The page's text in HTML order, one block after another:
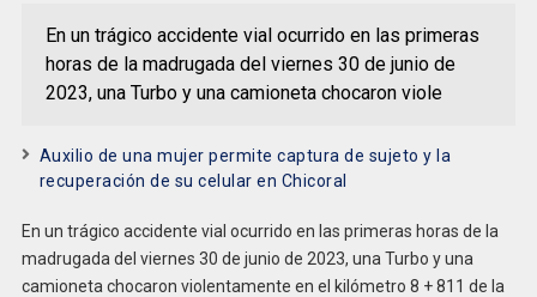
En un trágico accidente vial ocurrido en las primeras
horas de la madrugada del viernes 30 de junio de
2023, una Turbo y una camioneta chocaron viole
Auxilio de una mujer permite captura de sujeto y la
recuperación de su celular en Chicoral
En un trágico accidente vial ocurrido en las primeras horas de la
madrugada del viernes 30 de junio de 2023, una Turbo y una
camioneta chocaron violentamente en el kilómetro 8 + 811 de la